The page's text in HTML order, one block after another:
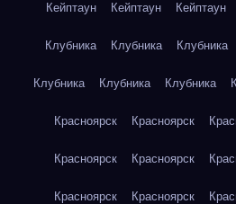
Кейптаун Кейптаун Кейптаун
Клубника Клубника Клубника
Клубника Клубника Клубника
Красноярск Красноярск
Красноярск Красноярск
Красноярск Красноярск